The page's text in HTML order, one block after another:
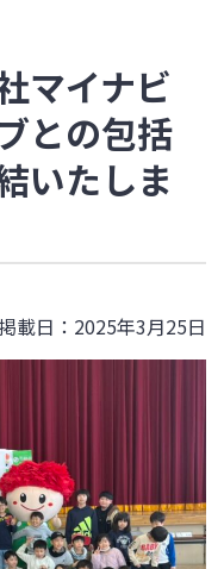
マイナビ
との包括
いたしま
載日：2025年3月25日